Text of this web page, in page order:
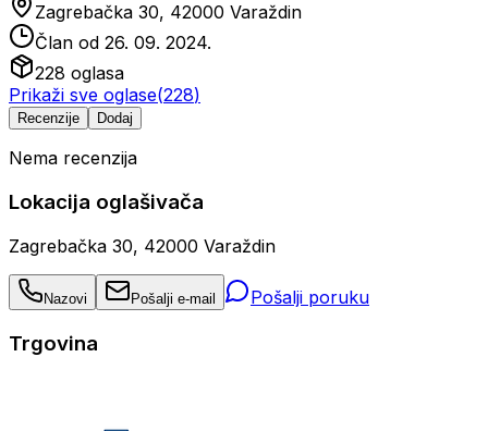
Zagrebačka 30, 42000 Varaždin
Član od 26. 09. 2024.
228 oglasa
Prikaži sve oglase(228)
Recenzije Dodaj
Nema recenzija
Lokacija oglašivača
Zagrebačka 30, 42000 Varaždin
Nazovi Pošalji e-mail Pošalji poruku
Trgovina